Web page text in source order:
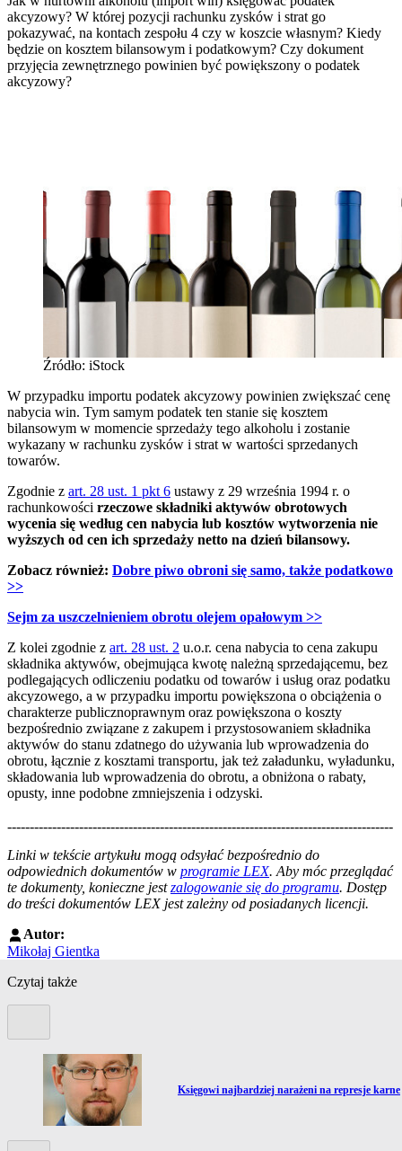
akcyzowy? W której pozycji rachunku zysków i strat go
pokazywać, na kontach zespołu 4 czy w koszcie własnym? Kiedy
będzie on kosztem bilansowym i podatkowym? Czy dokument
przyjęcia zewnętrznego powinien być powiększony o podatek
akcyzowy?
Źródło: iStock
W przypadku importu podatek akcyzowy powinien zwiększać cenę
nabycia win. Tym samym podatek ten stanie się kosztem
bilansowym w momencie sprzedaży tego alkoholu i zostanie
wykazany w rachunku zysków i strat w wartości sprzedanych
towarów.
Zgodnie z art. 28 ust. 1 pkt 6 ustawy z 29 września 1994 r. o
rachunkowości rzeczowe składniki aktywów obrotowych
wycenia się według cen nabycia lub kosztów wytworzenia nie
wyższych od cen ich sprzedaży netto na dzień bilansowy.
Zobacz również: Dobre piwo obroni się samo, także podatkowo
>>
Sejm za uszczelnieniem obrotu olejem opałowym >>
Z kolei zgodnie z art. 28 ust. 2 u.o.r. cena nabycia to cena zakupu
składnika aktywów, obejmująca kwotę należną sprzedającemu, bez
podlegających odliczeniu podatku od towarów i usług oraz podatku
akcyzowego, a w przypadku importu powiększona o obciążenia o
charakterze publicznoprawnym oraz powiększona o koszty
bezpośrednio związane z zakupem i przystosowaniem składnika
aktywów do stanu zdatnego do używania lub wprowadzenia do
obrotu, łącznie z kosztami transportu, jak też załadunku, wyładunku,
składowania lub wprowadzenia do obrotu, a obniżona o rabaty,
opusty, inne podobne zmniejszenia i odzyski.
--------------------------------------------------------------------------------------
Linki w tekście artykułu mogą odsyłać bezpośrednio do
odpowiednich dokumentów w programie LEX. Aby móc przeglądać
te dokumenty, konieczne jestzalogowanie się do programu. Dostęp
do treści dokumentów LEX jest zależny od posiadanych licencji.
Autor:
Mikołaj Gientka
Czytaj także
Przejdź do artykułu:
Księgowi najbardziej narażeni na represje karne